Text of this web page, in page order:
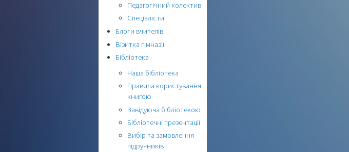
Педагогічний колектив
Спеціалісти
Блоги вчителів
Візитка гімназії
Бібліотека
Наша бібліотека
Правила користування
книгою
Завідуюча бібліотекою
Бібліотечні презентації
Вибір та замовлення
підручників